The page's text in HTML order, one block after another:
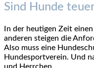
Sind Hunde
In der heutigen Zeit
anderen steigen die
Also muss eine
Hundesportverein. Und